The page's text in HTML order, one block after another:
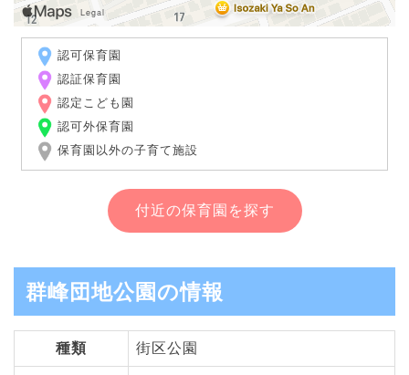
認可保育園
認証保育園
認定こども園
認可外保育園
保育園以外の子育て施設
付近の保育園を探す
群峰団地公園の情報
種類 街区公園